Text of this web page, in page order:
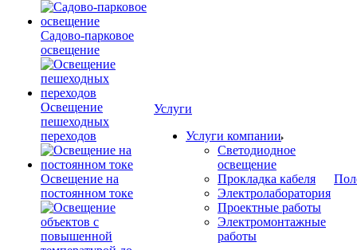
Садово-парковое
освещение
Освещение
пешеходных
переходов
Освещение на
постоянном токе
Услуги
Услуги компании
Светодиодное
освещение
Прокладка кабеля
Электролаборатория
Проектные работы
Электромонтажные
работы